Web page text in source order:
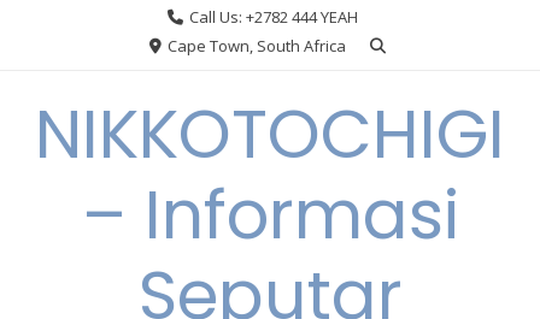
Call Us: +2782 444 YEAH
Cape Town, South Africa
NIKKOTOCHIGI
– Informasi
Seputar